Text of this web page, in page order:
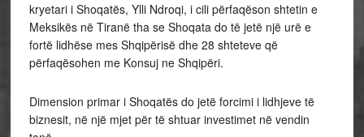
kryetari i Shoqatës, Ylli Ndroqi, i cili përfaqëson shtetin e
Meksikës në Tiranë tha se Shoqata do të jetë një urë e
fortë lidhëse mes Shqipërisë dhe 28 shteteve që
përfaqësohen me Konsuj ne Shqipëri.
Dimension primar i Shoqatës do jetë forcimi i lidhjeve të
biznesit, në një mjet për të shtuar investimet në vendin